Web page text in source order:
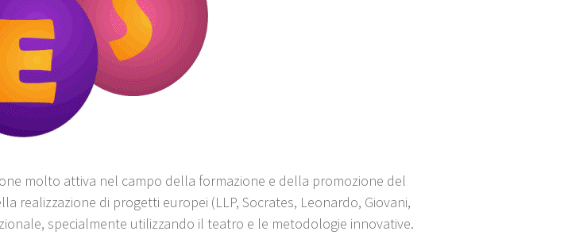
molto attiva nel campo della formazione e della promozione del
di progetti europei (LLP, Socrates, Leonardo, Giovani,
specialmente utilizzando il teatro e le metodologie innovative.